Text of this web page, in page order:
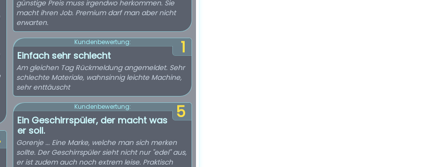
günstige Preis muss irgendwo herkommen. Sie
macht ihren Job. Premium darf man aber nicht
erwarten.
1
Kundenbewertung:
Einfach sehr schlecht
Am gleichen Tag Rückmeldung angemeldet. Sehr
schlechte Materiale, wahnsinnig leichte Machine,
sehr enttäuscht
5
Kundenbewertung:
Ein Geschirrspüler, der macht was
er soll.
Gorenje ... Eine Marke, welche man sich merken
sollte. Der Geschirrspüler sieht nicht nur "edel" aus,
er ist zudem auch noch extrem leise. Praktisch